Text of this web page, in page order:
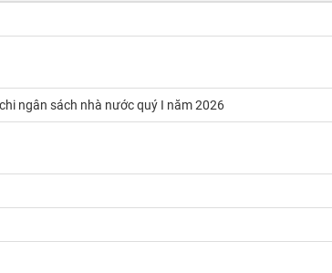
ngân sách nhà nước quý I năm 2026